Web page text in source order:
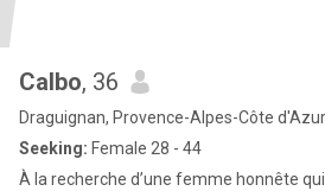
Calbo, 36
Draguignan, Provence-Alpes-Côte
Seeking: Female 28 - 44
À la recherche d’une femme honnête